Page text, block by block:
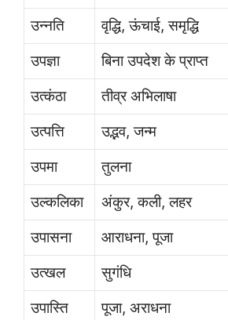
उन्नति
वृद्धि, ऊंचाई, समृद्धि
उपज्ञा
बिना उपदेश के प्राप्त
उत्कंठा
तीव्र अभिलाषा
उत्पत्ति
उद्भव, जन्म
उपमा
तुलना
उल्कलिका
अंकुर, कली, लहर
उपासना
आराधना, पूजा
उत्खल
सुगंधि
उपास्ति
पूजा, अराधना